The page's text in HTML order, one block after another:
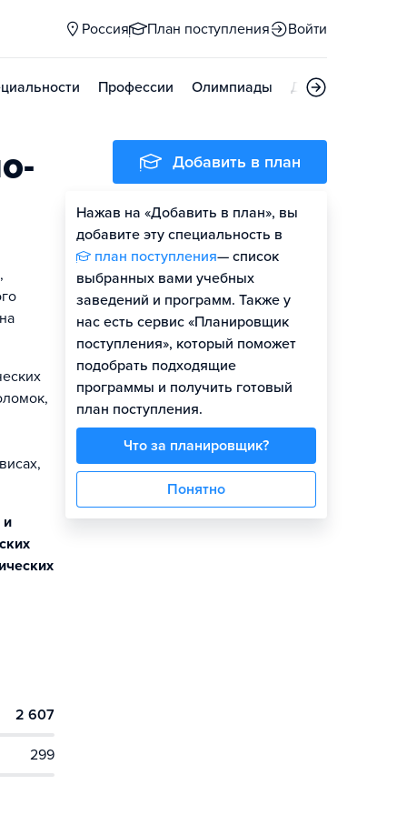
Россия План поступления Войти
Профессии Олимпиады Дни открытых
и
2 607
299
Добавить в план
Нажав на «Добавить в план», вы
добавите эту специальность в
план поступления— список
выбранных вами учебных
заведений и программ. Также у
нас есть сервис «Планировщик
поступления», который поможет
подобрать подходящие
программы и получить готовый
план поступления.
Что за планировщик?
Понятно